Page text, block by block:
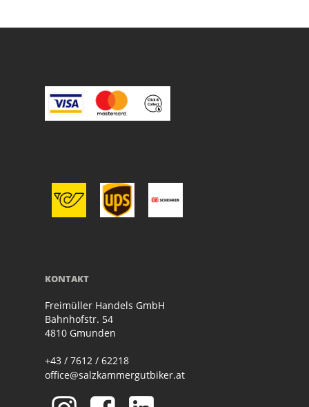
KONTAKT
Freimüller Handels GmbH
Bahnhofstr. 54
4810 Gmunden
+43 / 7612 / 62218
office@salzkammergutbiker.at